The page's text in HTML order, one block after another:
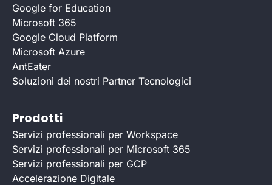
Google for Education
Microsoft 365
Google Cloud Platform
Microsoft Azure
AntEater
Soluzioni dei nostri Partner Tecnologici
Prodotti
Servizi professionali per Workspace
Servizi professionali per Microsoft 365
Servizi professionali per GCP
Accelerazione Digitale